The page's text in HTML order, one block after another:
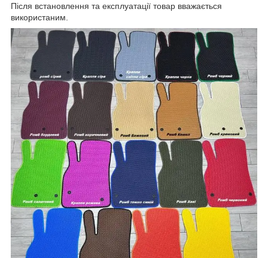
Після встановлення та експлуатації товар вважається
використаним.